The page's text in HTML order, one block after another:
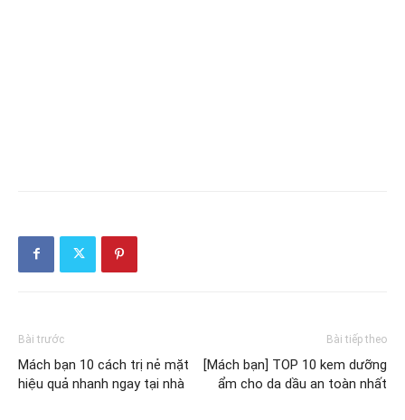
Bài trước
Mách bạn 10 cách trị nẻ mặt
hiệu quả nhanh ngay tại nhà
Bài tiếp theo
[Mách bạn] TOP 10 kem dưỡng
ẩm cho da dầu an toàn nhất